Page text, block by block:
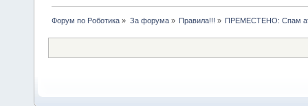
Форум по Роботика » За форума» Правила!!! » ПРЕМЕСТЕНО: Спам